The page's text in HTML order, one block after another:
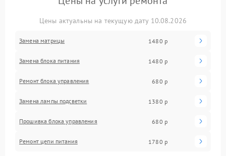
Цены актуальны на текущую дату 10.08.2026
Замена матрицы 1480 р
Замена блока питания 1480 р
Ремонт блока управления 680 р
Замена лампы подсветки 1380 р
Прошивка блока управления 680 р
Ремонт цепи питания 1780 р